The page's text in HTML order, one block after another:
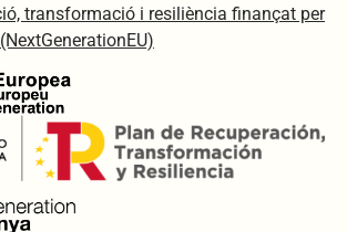
transformació i resiliència finançat per